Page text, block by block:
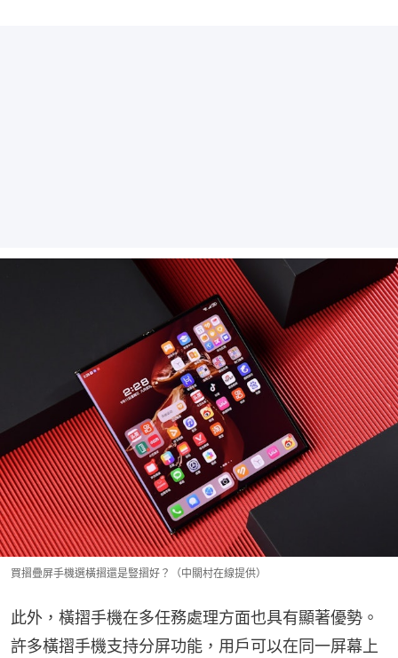
買摺疊屏手機選橫摺還是豎摺好？（中關村在線提供）
此外，橫摺手機在多任務處理方面也具有顯著優勢。
許多橫摺手機支持分屏功能，用戶可以在同一屏幕上